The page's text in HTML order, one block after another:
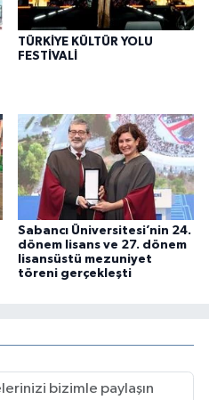
TÜRKİYE KÜLTÜR YOLU
FESTİVALİ
Sabancı Üniversitesi’nin 24.
dönem lisans ve 27. dönem
lisansüstü mezuniyet
töreni gerçekleşti